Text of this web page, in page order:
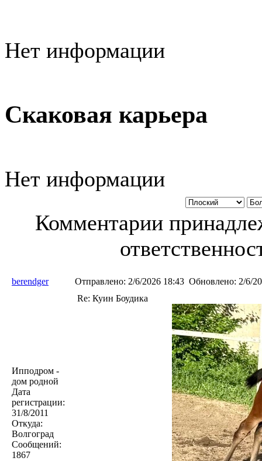
Нет информации
Скаковая карьера
Нет информации
Комментарии
berendger Отправлено: 2/6/2026 18:43 Обновлено: 2/6/
Ипподром -
дом родной
Дата
регистрации:
31/8/2011
Откуда:
Волгоград
Сообщений:
1867
Re: Куин Боудика